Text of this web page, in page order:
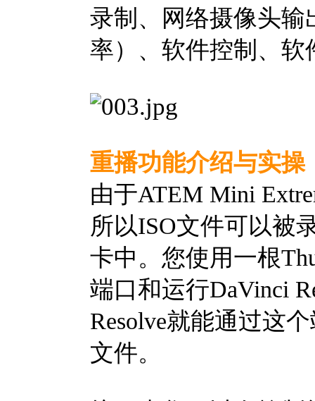
录制、网络摄像头输
率）、软件控制、
重播功能介绍与实操
由于ATEM Mini
所以ISO文件可以被
卡中。您使用一根
端口和运行DaVinci
Resolve就能通过这
文件。